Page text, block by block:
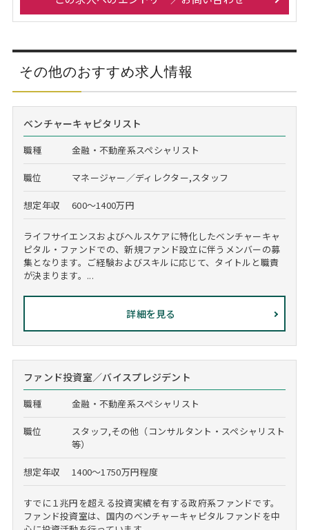
その他のおすすめ求人情報
ベンチャーキャピタリスト
職種 金融・不動産系スペシャリスト
職位 マネージャー／ディレクター,スタッフ
想定年収 600～1400万円
ライフサイエンスおよびヘルスケアに特化したベンチャーキャ
ピタル・ファンドでの、新規ファンド設立に伴うメンバーの募
集となります。ご経験およびスキルに応じて、タイトルと職責
が決まります。...
詳細を見る
ファンド投資室／バイスプレジデント
職種 金融・不動産系スペシャリスト
職位
スタッフ,その他（コンサルタント・スペシャリスト
等）
想定年収 1400～1750万円程度
すでに１兆円を超える投資実績を有する政府系ファンドです。
ファンド投資室は、国内のベンチャーキャピタルファンドを中